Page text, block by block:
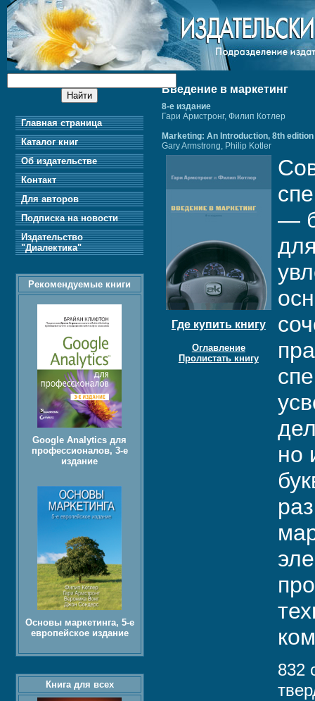
Введение в маркетинг
8-е издание
Гари Армстронг, Филип Котлер
Marketing: An Introduction, 8th edition
Gary Armstrong, Philip Kotler
Где купить книгу
Оглавление
Пролистать книгу
—
но
832
Главная страница
Каталог книг
Об издательстве
Контакт
Для авторов
Подписка на новости
Издательство
"Диалектика"
Рекомендуемые книги
Google Analytics для
профессионалов, 3-е
издание
Основы маркетинга, 5-е
европейское издание
Книга для всех